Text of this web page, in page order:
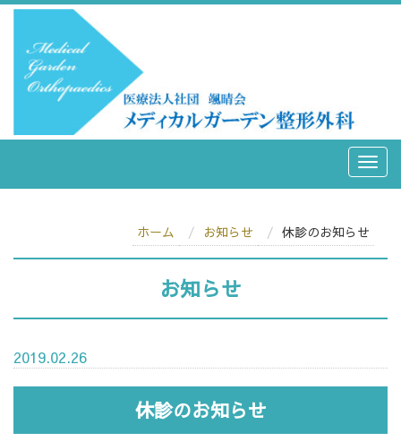
ホーム お知らせ 休診のお知らせ
お知らせ
2019.02.26
休診のお知らせ